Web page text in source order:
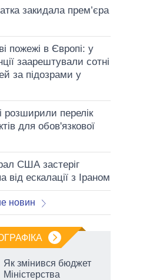
закидала прем’єра
пожежі в Європі: у
заарештували сотні
за підозрами у
перелік
для обов'язкової
США застеріг
від ескалації з Іраном
новин
Як змінився бюджет
Міністерства